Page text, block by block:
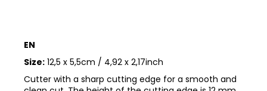
EN
Size: 12,5 x 5,5cm / 4,92 x 2,17inch
Cutter with a sharp cutting edge for a smooth and